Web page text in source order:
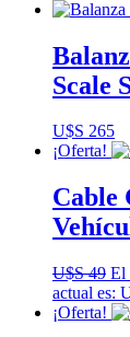
Scale
U$S 265
¡Oferta!
Cable
U$S49 El
actual es:
¡Oferta!